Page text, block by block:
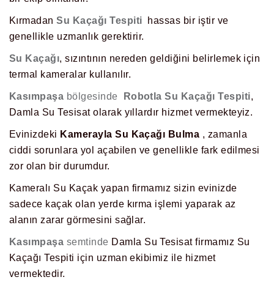
KırmadanSu Kaçağı Tespiti hassas bir iştir ve
genellikle uzmanlık gerektirir.
Su Kaçağı, sızıntının nereden geldiğini belirlemek için
termal kameralar kullanılır.
Kasımpaşa bölgesinde Robotla Su Kaçağı Tespiti,
Damla Su Tesisat olarak yıllardır hizmet vermekteyiz.
Evinizdeki Kamerayla Su Kaçağı Bulma , zamanla
ciddi sorunlara yol açabilen ve genellikle fark edilmesi
zor olan bir durumdur.
Kameralı Su Kaçak yapan firmamız sizin evinizde
sadece kaçak olan yerde kırma işlemi yaparak az
alanın zarar görmesini sağlar.
Kasımpaşa semtinde Damla Su Tesisat firmamız Su
Kaçağı Tespiti için uzman ekibimiz ile hizmet
vermektedir.